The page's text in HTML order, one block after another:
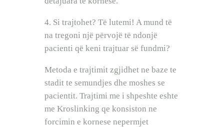
4. Si trajtohet? Të lutemi! A mund të
na tregoni një përvojë të ndonjë
pacienti që keni trajtuar së fundmi?
Metoda e trajtimit zgjidhet ne baze te
stadit te semundjes dhe moshes se
pacientit. Trajtimi me i shpeshte eshte
me Kroslinking qe konsiston ne
forcimin e kornese nepermjet